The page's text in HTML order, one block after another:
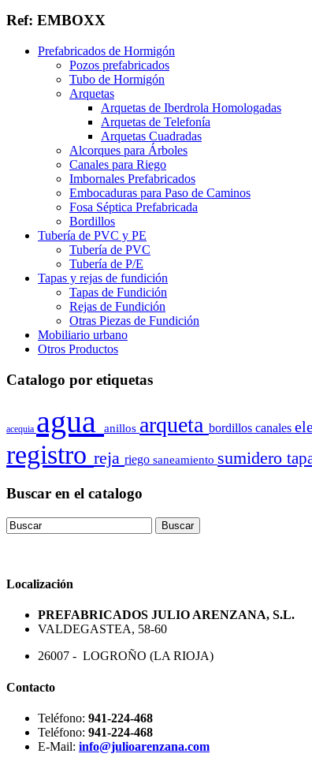
Ref: EMBOXX
Prefabricados de Hormigón
Pozos prefabricados
Tubo de Hormigón
Arquetas
Arquetas de Iberdrola Homologadas
Arquetas de Telefonía
Arquetas Cuadradas
Alcorques para Árboles
Canales para Riego
Imbornales Prefabricados
Embocaduras para Paso de Caminos
Fosa Séptica Prefabricada
Bordillos
Tubería de PVC y PE
Tubería de PVC
Tubería de P/E
Tapas y rejas de fundición
Tapas de Fundición
Rejas de Fundición
Otras Piezas de Fundición
Mobiliario urbano
Otros Productos
Catalogo por etiquetas
acequia agua anillos arqueta bordillos canales
registro reja riego saneamiento sumidero
Buscar en el catalogo
Localización
PREFABRICADOS JULIO ARENZANA, S.L.
VALDEGASTEA, 58-60
26007 - LOGROÑO (LA RIOJA)
Contacto
Teléfono: 941-224-468
Teléfono: 941-224-468
E-Mail: info@julioarenzana.com